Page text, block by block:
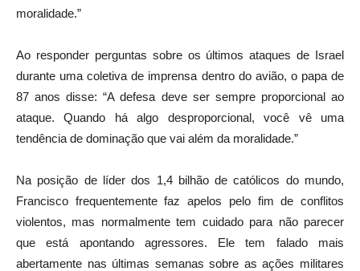
moralidade.”
Ao responder perguntas sobre os últimos ataques de Israel
durante uma coletiva de imprensa dentro do avião, o papa de
87 anos disse: “A defesa deve ser sempre proporcional ao
ataque. Quando há algo desproporcional, você vê uma
tendência de dominação que vai além da moralidade.”
Na posição de líder dos 1,4 bilhão de católicos do mundo,
Francisco frequentemente faz apelos pelo fim de conflitos
violentos, mas normalmente tem cuidado para não parecer
que está apontando agressores. Ele tem falado mais
abertamente nas últimas semanas sobre as ações militares